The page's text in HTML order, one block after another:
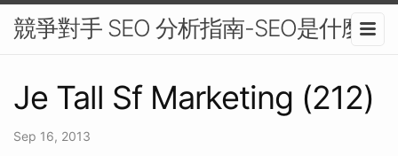
競爭對手 SEO 分析指南-SEO是什麼
Je Tall Sf Marketing (212)
Sep 16, 2013